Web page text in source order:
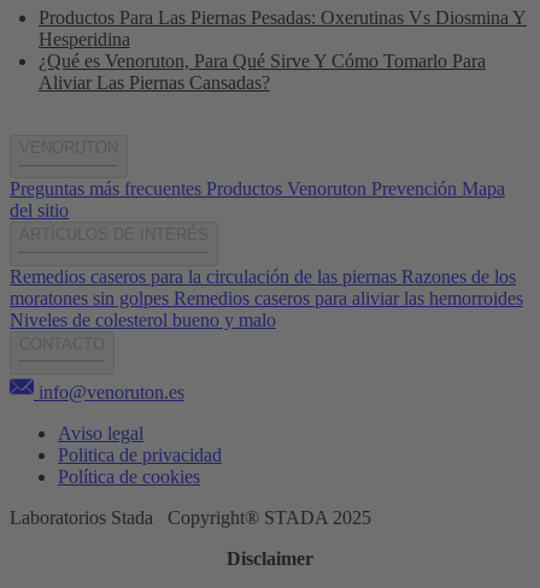
Productos Para Las Piernas Pesadas: Oxerutinas Vs Diosmina Y
Hesperidina
¿Qué es Venoruton, Para Qué Sirve Y Cómo Tomarlo Para
Aliviar Las Piernas Cansadas?
Preguntas más frecuentes Productos Venoruton Prevención Mapa
del sitio
Remedios caseros para la circulación de las piernas Razones de los
moratones sin golpes Remedios caseros para aliviar las hemorroides
Niveles de colesterol bueno y malo
info@venoruton.es
Aviso legal
Politica de privacidad
Política de cookies
Laboratorios Stada Copyright® STADA 2025
Disclaimer